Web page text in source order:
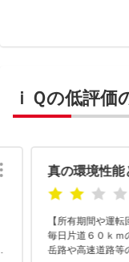
ｉＱの低評価
真の環境性能
【所有期間や運
毎日片道６０ｋｍ
岳路や高速道路等の